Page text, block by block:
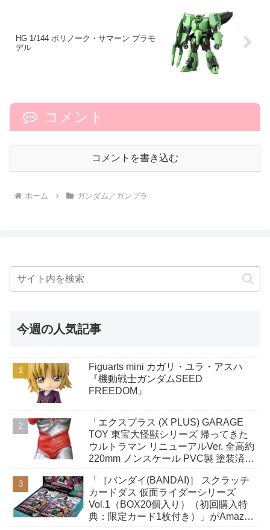
HG 1/144 ボリノーク・サマーン プラモ
デル
コメント
コメントを書き込む
ホーム ガンダム／ガンプラ
今週の人気記事
Figuarts mini カガリ・ユラ・アスハ
『機動戦士ガンダムSEED
FREEDOM』
「エクスプラス (X PLUS) GARAGE
TOY 東宝大怪獣シリーズ 帰ってきた
ウルトラマン リニューアルVer. 全高約
220mm ノンスケール PVC製 塗装済み
開始
「［バンダイ(BANDAI)］ スクラッチ
カードダス 仮面ライダーシリーズ
Vol.1（BOX20個入り）（初回購入特
典：限定カード1枚付き）」がAmazon